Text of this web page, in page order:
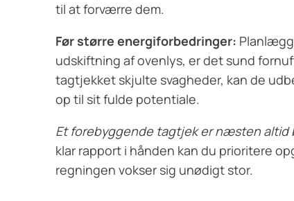
til at forværre dem.
Før større energiforbedringer:
udskiftning af ovenlys, er det sund
tagtjekket skjulte svagheder, kan de
op til sit fulde potentiale.
Et forebyggende tagtjek er næsten altid
klar rapport i hånden kan du prioritere
regningen vokser sig unødigt stor.